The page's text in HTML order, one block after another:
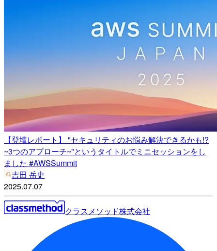
【登壇レポート】 "セキュリティのお悩み解決できるかも!?
~3つのアプローチ~"というタイトルでミニセッションをし
ました #AWSSummit
吉田 岳史
2025.07.07
クラスメソッド株式会社